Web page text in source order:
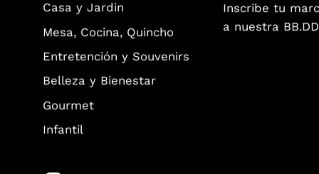
Casa y Jardin
Mesa, Cocina, Quincho
Entretención y Souvenirs
Belleza y Bienestar
Gourmet
Infantil
Inscribe tu
a nuestra BB.DD